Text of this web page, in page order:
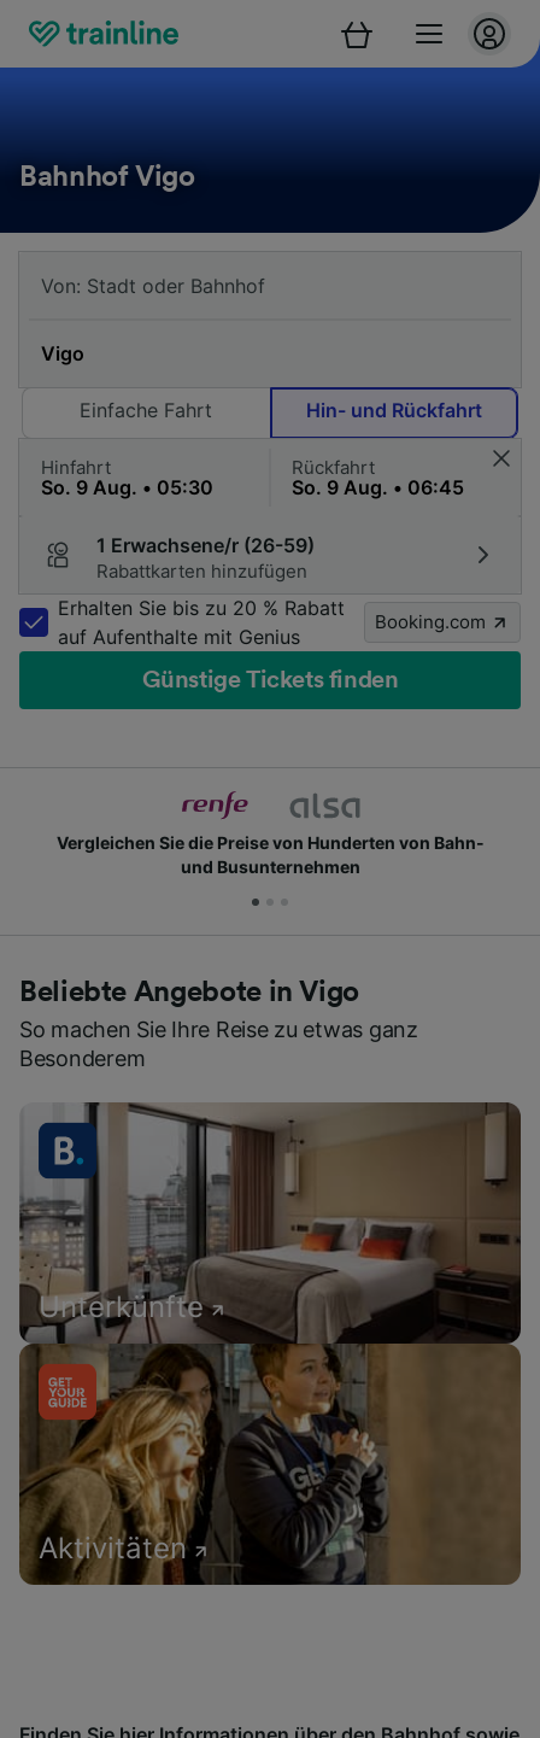
Bahnhof Vigo
Einfache Fahrt Hin- und Rückfahrt
Hinfahrt Rückfahrt
1 Erwachsene/r (26-59)
Rabattkarten hinzufügen
Erhalten Sie bis zu 20 % Rabatt
auf Aufenthalte mit Genius
Booking.com
Günstige Tickets finden
Vergleichen Sie die Preise von Hunderten von Bahn-
und Busunternehmen
Beliebte Angebote in Vigo
So machen Sie Ihre Reise zu etwas ganz
Besonderem
Unterkünfte
Aktivitäten